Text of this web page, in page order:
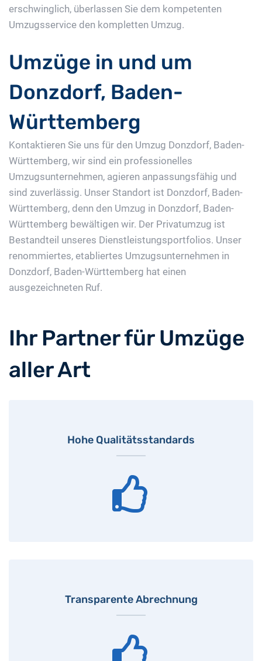
erschwinglich, überlassen Sie dem kompetenten
Umzugsservice den kompletten Umzug.
Umzüge in und um
Donzdorf, Baden-
Württemberg
Kontaktieren Sie uns für den Umzug Donzdorf, Baden-
Württemberg, wir sind ein professionelles
Umzugsunternehmen, agieren anpassungsfähig und
sind zuverlässig. Unser Standort ist Donzdorf, Baden-
Württemberg, denn den Umzug in Donzdorf, Baden-
Württemberg bewältigen wir. Der Privatumzug ist
Bestandteil unseres Dienstleistungsportfolios. Unser
renommiertes, etabliertes Umzugsunternehmen in
Donzdorf, Baden-Württemberg hat einen
ausgezeichneten Ruf.
Ihr Partner für Umzüge
aller Art
Hohe Qualitätsstandards
Transparente Abrechnung